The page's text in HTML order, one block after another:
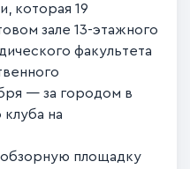
которая 19
зале 13-этажного
факультета
— за городом в
на
площадку